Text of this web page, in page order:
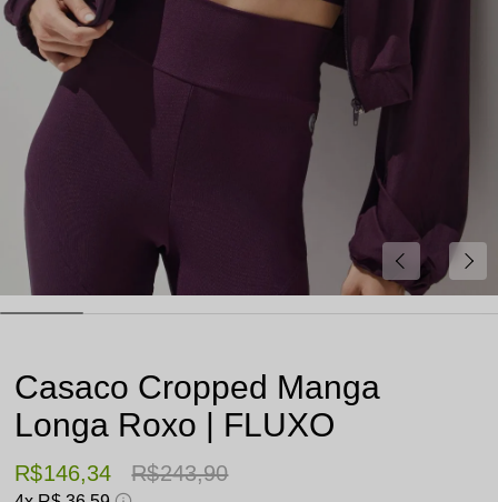
Casaco Cropped Manga
Longa Roxo | FLUXO
R$ 243,90
R$ 146,34